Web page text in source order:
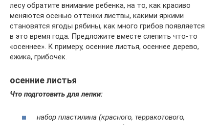
лесу обратите внимание ребенка, на то, как красиво
меняются осенью оттенки листвы, какими яркими
становятся ягоды рябины, как много грибов появляется
в это время года. Предложите вместе слепить что-то
«осеннее». К примеру, осенние листья, осеннее дерево,
ежика, грибочек.
осенние листья
Что подготовить для лепки:
набор пластилина (красного, терракотового,